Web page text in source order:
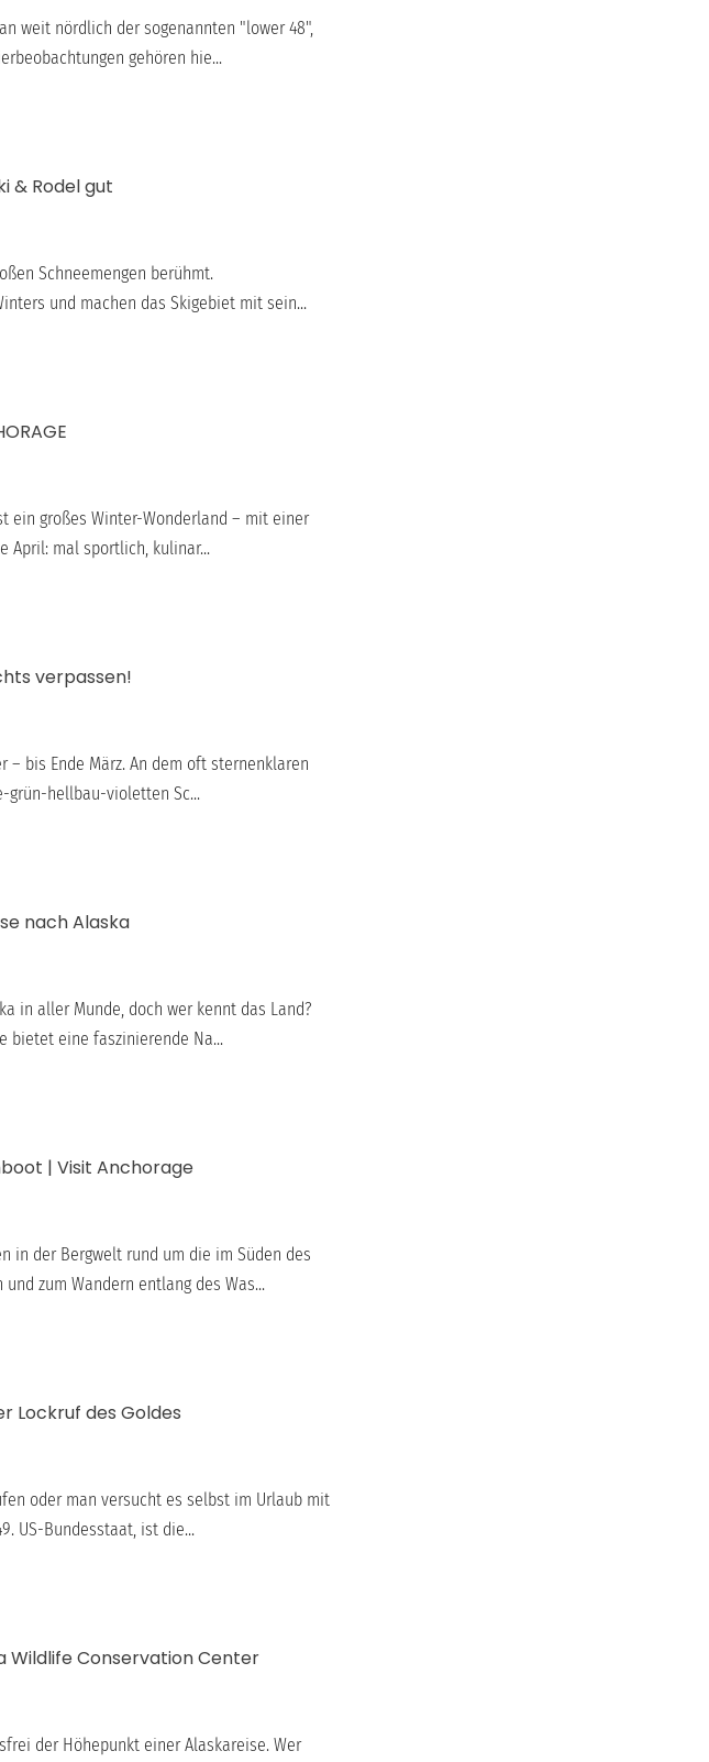
weit nördlich der sogenannten "lower 48",
gehören hie...
& Rodel gut
Schneemengen berühmt.
und machen das Skigebiet mit sein...
ein großes Winter-Wonderland – mit einer
April: mal sportlich, kulinar...
verpassen!
bis Ende März. An dem oft sternenklaren
grün-hellbau-violetten Sc...
nach Alaska
in aller Munde, doch wer kennt das Land?
bietet eine faszinierende Na...
| Visit Anchorage
in der Bergwelt rund um die im Süden des
zum Wandern entlang des Was...
Lockruf des Goldes
oder man versucht es selbst im Urlaub mit
US-Bundesstaat, ist die...
Wildlife Conservation Center
der Höhepunkt einer Alaskareise. Wer